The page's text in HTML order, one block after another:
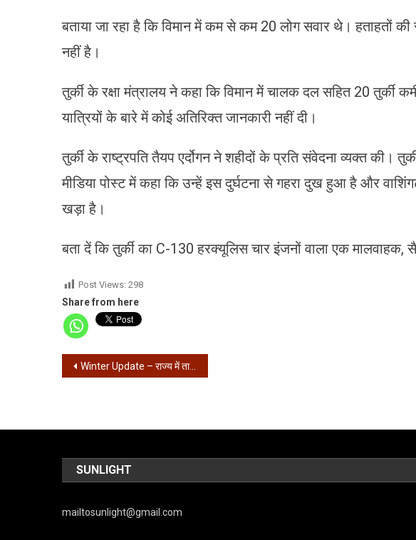
बताया जा रहा है कि विमान में कम से कम 20 लोग सवार थे। हताहतों
नहीं है।
तुर्की के रक्षा मंत्रालय ने कहा कि विमान में चालक दल सहित 20 तुर्की
यात्रियों के बारे में कोई अतिरिक्त जानकारी नहीं दी।
तुर्की के राष्ट्रपति तैयप एर्दोगन ने शहीदों के प्रति संवेदना व्यक्त की।
मीडिया पोस्‍ट में कहा कि उन्हें इस दुर्घटना से गहरा दुख हुआ है और
खड़ा है।
बता दें कि तुर्की का C-130 हरक्यूलिस चार इंजनों वाला एक
Post Views: 298
Share from here
Post
Winter Update – राज्य में तापमान में गिरावट, कोलकाता में 18 डिग्री…
SUNLIGHT
mailtosunlight@gmail.com